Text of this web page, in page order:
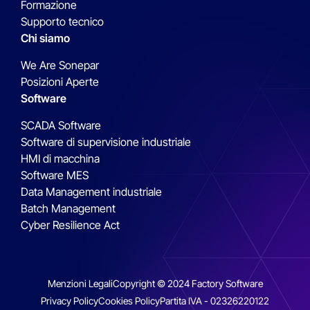
Support Only
Test degli aggiornamenti di sicurezza
Microsoft
esistenti
Patch per risolvere problemi non critici:
* (disponibile solo per le versioni Long-
Term Servicing)
Patch di sicurezza critiche
supporto Customer FIRST hanno diritto ai
seguenti servizi:
Assistenza tecnica su problemi e
richieste tramite programmi di supporto
esistenti
Formazione
Supporto tecnico
Chi siamo
We Are Sonepar
Posizioni Aperte
Software
SCADA Software
Software di supervisione industriale
HMI di macchina
Software MES
Data Management industriale
Batch Management
Cyber Resilience Act
Menzioni LegaliCopyright © 2024 Factory Software
Privacy PolicyCookies PolicyPartita IVA - 02326220122